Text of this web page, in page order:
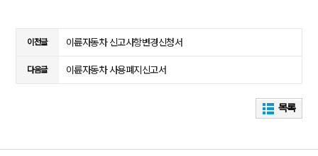
이전글 이륜자동차 신고사항변경신청서
다음글 이륜자동차 사용폐지신고서
목록